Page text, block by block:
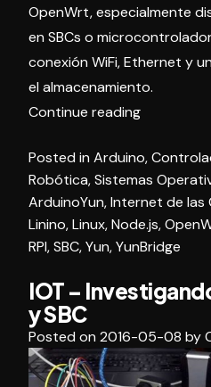
OpenWrt, especialmente
en SBCs o
conexión WiFi, Ethernet y
el almacenamiento.
Continue reading«Arduino
Posted in Arduino,
Robótica,Sistemas
ArduinoYun,Internet de las
Linino,Linux,Node.js,
RPI,SBC,Yun,YunBridge
IOT –
y SBC
Posted on 2016-05-08 by